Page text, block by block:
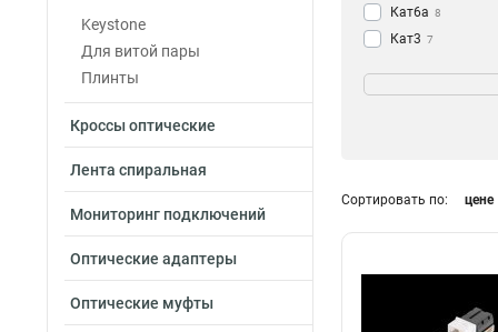
Keystone
Для витой пары
Плинты
Кроссы оптические
Лента спиральная
Мониторинг подключений
Оптические адаптеры
Оптические муфты
Кат6а 8
Кат3 7
Кат5е 27
Прозрачный 0
Серый 3
Красный 1
Схема разводки
Сортировать по: цене